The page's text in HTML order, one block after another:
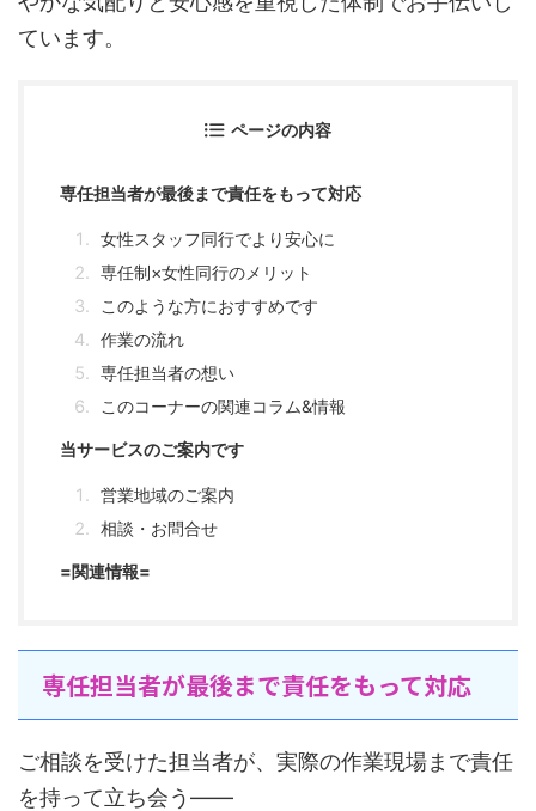
ています。
ページの内容
専任担当者が最後まで責任をもって対応
女性スタッフ同行でより安心に
専任制×女性同行のメリット
このような方におすすめです
作業の流れ
専任担当者の想い
このコーナーの関連コラム&情報
当サービスのご案内です
営業地域のご案内
相談・お問合せ
=関連情報=
専任担当者が最後まで責任をもって対応
ご相談を受けた担当者が、実際の作業現場まで責任
を持って立ち会う――